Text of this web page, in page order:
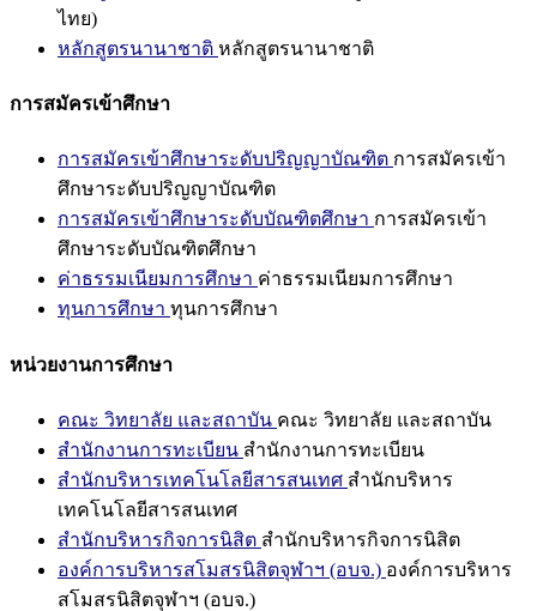
ไทย)
หลักสูตรนานาชาติ หลักสูตรนานาชาติ
การสมัครเข้าศึกษา
การสมัครเข้าศึกษาระดับปริญญาบัณฑิต การสมัครเข้า
ศึกษาระดับปริญญาบัณฑิต
การสมัครเข้าศึกษาระดับบัณฑิตศึกษา การสมัครเข้า
ศึกษาระดับบัณฑิตศึกษา
ค่าธรรมเนียมการศึกษา ค่าธรรมเนียมการศึกษา
ทุนการศึกษา ทุนการศึกษา
หน่วยงานการศึกษา
คณะ วิทยาลัย และสถาบัน คณะ วิทยาลัย และสถาบัน
สำนักงานการทะเบียน สำนักงานการทะเบียน
สำนักบริหารเทคโนโลยีสารสนเทศ สำนักบริหาร
เทคโนโลยีสารสนเทศ
สำนักบริหารกิจการนิสิต สำนักบริหารกิจการนิสิต
องค์การบริหารสโมสรนิสิตจุฬาฯ (อบจ.) องค์การบริหาร
สโมสรนิสิตจุฬาฯ (อบจ.)